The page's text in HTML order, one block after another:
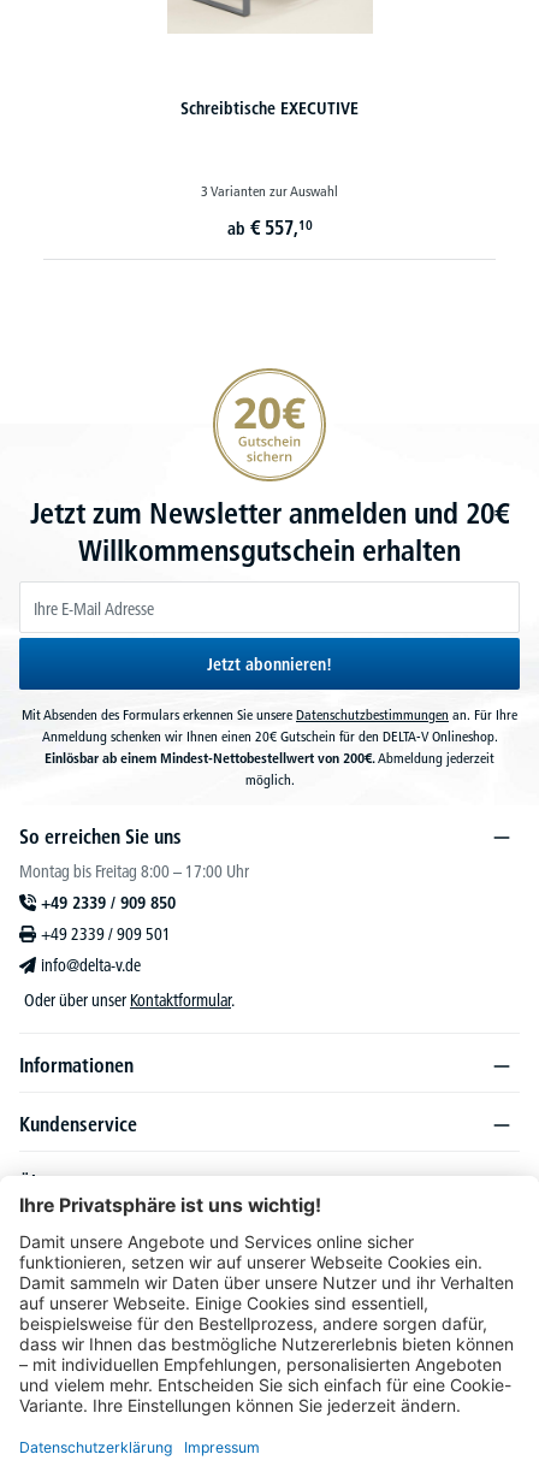
Schreibtische EXECUTIVE
3 Varianten zur Auswahl
ab € 557,10
20€ Gutschein sichern
Jetzt zum Newsletter anmelden und 20€
Willkommensgutschein erhalten
Jetzt abonnieren!
Mit Absenden des Formulars erkennen Sie unsere Datenschutzbestimmungen an. Für Ihre
Anmeldung schenken wir Ihnen einen 20€ Gutschein für den DELTA-V Onlineshop.
Einlösbar ab einem Mindest-Nettobestellwert von 200€.Abmeldung jederzeit
möglich.
So erreichen Sie uns
Montag bis Freitag 8:00 – 17:00 Uhr
+49 2339 / 909 850
+49 2339 / 909 501
info@delta-v.de
Oder über unser Kontaktformular.
Informationen
Kundenservice
Über DELTA-V
Produktsortiment
Ratgeber
Folgen Sie uns auch auf
Unser Angebot richtet sich ausschließlich an Industrie, Handel, Gewerbe und